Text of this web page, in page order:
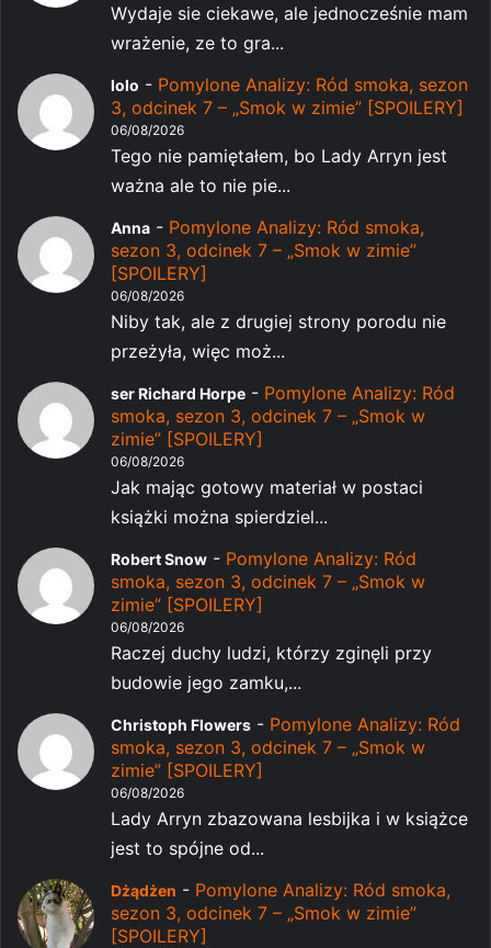
Wydaje sie ciekawe, ale jednocześnie mam
wrażenie, ze to gra...
lolo - Pomylone Analizy: Ród smoka, sezon
3, odcinek 7 – „Smok w zimie” [SPOILERY]
06/08/2026
Tego nie pamiętałem, bo Lady Arryn jest
ważna ale to nie pie...
Anna - Pomylone Analizy: Ród smoka,
sezon 3, odcinek 7 – „Smok w zimie”
[SPOILERY]
06/08/2026
Niby tak, ale z drugiej strony porodu nie
przeżyła, więc moż...
ser Richard Horpe - Pomylone Analizy: Ród
smoka, sezon 3, odcinek 7 – „Smok w
zimie” [SPOILERY]
06/08/2026
Jak mając gotowy materiał w postaci
książki można spierdziel...
Robert Snow - Pomylone Analizy: Ród
smoka, sezon 3, odcinek 7 – „Smok w
zimie” [SPOILERY]
06/08/2026
Raczej duchy ludzi, którzy zginęli przy
budowie jego zamku,...
Christoph Flowers - Pomylone Analizy: Ród
smoka, sezon 3, odcinek 7 – „Smok w
zimie” [SPOILERY]
06/08/2026
Lady Arryn zbazowana lesbijka i w książce
jest to spójne od...
Dżądżen - Pomylone Analizy: Ród smoka,
sezon 3, odcinek 7 – „Smok w zimie”
[SPOILERY]